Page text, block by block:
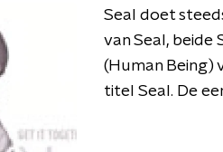
Seal doet
van Seal, beide
(Human Being)
titel Seal. De